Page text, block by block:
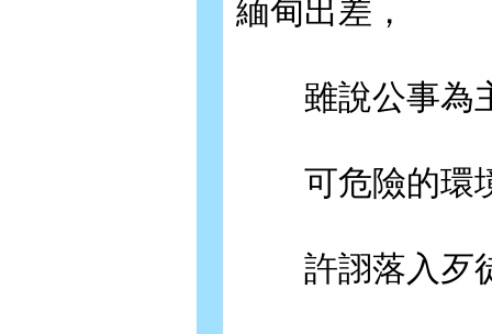
緬甸出差，
雖說公事為主
可危險的環境
許詡落入歹徒